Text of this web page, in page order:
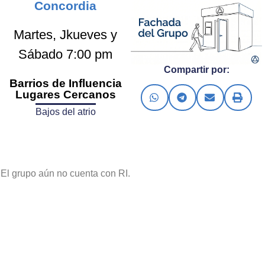
Concordia
Martes, Jkueves y
Sábado 7:00 pm
Barrios de Influencia
Lugares Cercanos
Bajos del atrio
El grupo aún no cuenta con RI.
Compartir por: